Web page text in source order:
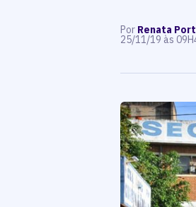
Por Renata
25/11/19 às